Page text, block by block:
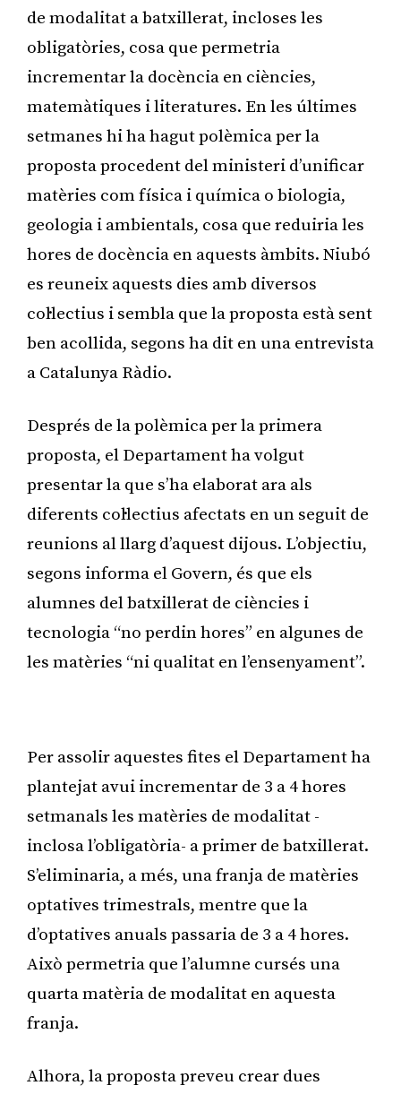
de modalitat a batxillerat, incloses les
obligatòries, cosa que permetria
incrementar la docència en ciències,
matemàtiques i literatures. En les últimes
setmanes hi ha hagut polèmica per la
proposta procedent del ministeri d’unificar
matèries com física i química o biologia,
geologia i ambientals, cosa que reduiria les
hores de docència en aquests àmbits. Niubó
es reuneix aquests dies amb diversos
col·lectius i sembla que la proposta està sent
ben acollida, segons ha dit en una entrevista
a Catalunya Ràdio.
Després de la polèmica per la primera
proposta, el Departament ha volgut
presentar la que s’ha elaborat ara als
diferents col·lectius afectats en un seguit de
reunions al llarg d’aquest dijous. L’objectiu,
segons informa el Govern, és que els
alumnes del batxillerat de ciències i
tecnologia “no perdin hores” en algunes de
les matèries “ni qualitat en l’ensenyament”.
Per assolir aquestes fites el Departament ha
plantejat avui incrementar de 3 a 4 hores
setmanals les matèries de modalitat -
inclosa l’obligatòria- a primer de batxillerat.
S’eliminaria, a més, una franja de matèries
optatives trimestrals, mentre que la
d’optatives anuals passaria de 3 a 4 hores.
Això permetria que l’alumne cursés una
quarta matèria de modalitat en aquesta
franja.
Alhora, la proposta preveu crear dues